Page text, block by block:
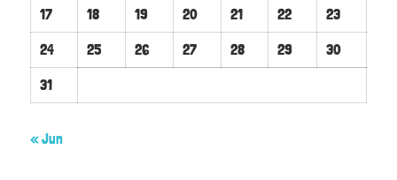
17
18 19 20 21 22
23
24
25 26 27 28 29
30
31
« Jun